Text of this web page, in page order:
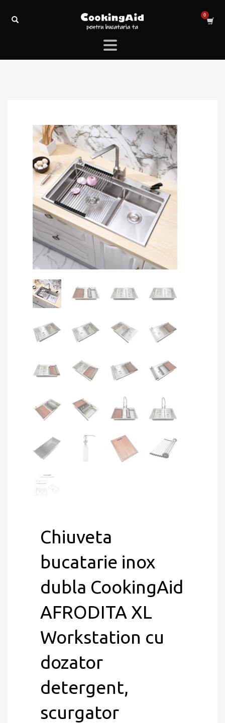
Chiuveta
bucatarie inox
dubla CookingAid
AFRODITA XL
Workstation cu
dozator
detergent,
scurgator